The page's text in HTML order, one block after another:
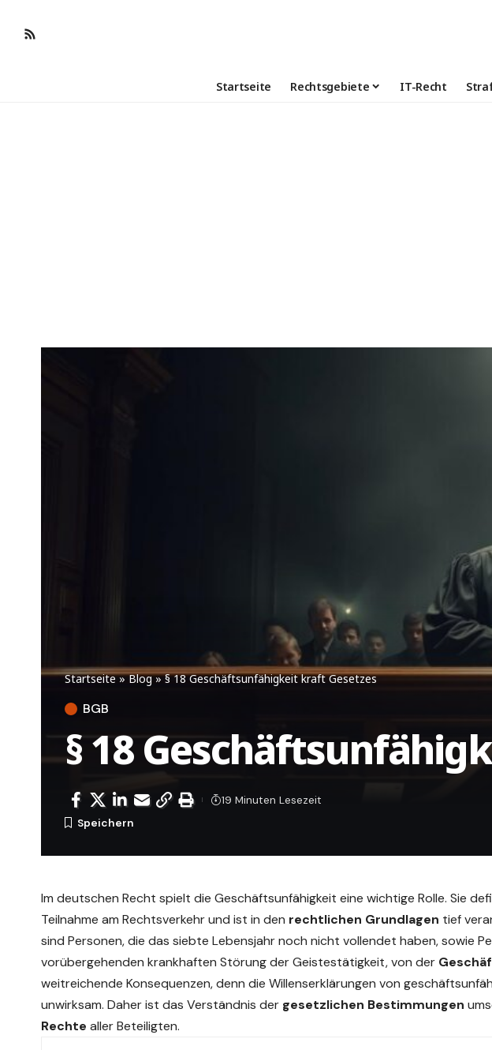
Startseite Rechtsgebiete IT-Recht
Startseite»Blog»§ 18 Geschäftsunfähigkeit kraft Gesetzes
BGB
§ 18
19 Minuten Lesezeit
Im deutschen Recht spielt die Geschäftsunfähigkeit eine wichtige Rolle. Sie
Teilnahme am Rechtsverkehr und ist in den rechtlichen Grundlagen tief
sind Personen, die das siebte Lebensjahr noch nicht vollendet haben, sowie
vorübergehenden krankhaften Störung der Geistestätigkeit, von der
weitreichende Konsequenzen, denn die Willenserklärungen von
unwirksam. Daher ist das Verständnis der gesetzlichen Bestimmungen
Rechte aller Beteiligten.